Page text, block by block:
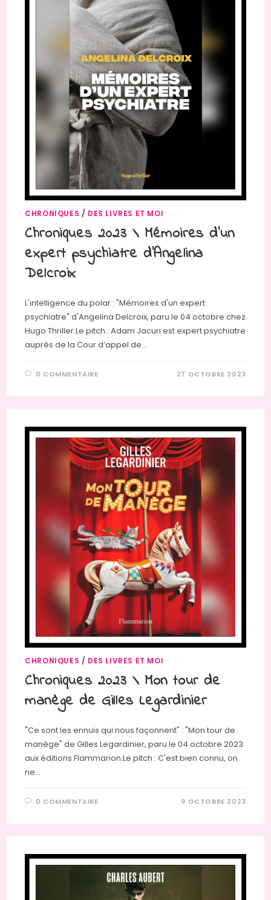
CHRONIQUES / DES LIVRES ET MOI
Chroniques 2023 \ Mémoires d’un
expert psychiatre d’Angelina
Delcroix
L'intelligence du polar : "Mémoires d'un expert
psychiatre" d'Angelina Delcroix, paru le 04 octobre chez
Hugo Thriller.Le pitch : Adam Jacuri est expert psychiatre
auprès de la Cour d’appel de…
0 COMMENTAIRE 27 OCTOBRE 2023
CHRONIQUES / DES LIVRES ET MOI
Chroniques 2023 \ Mon tour de
manège de Gilles Legardinier
"Ce sont les ennuis qui nous façonnent" : "Mon tour de
manège" de Gilles Legardinier, paru le 04 octobre 2023
aux éditions Flammarion.Le pitch : C'est bien connu, on
ne…
0 COMMENTAIRE 9 OCTOBRE 2023